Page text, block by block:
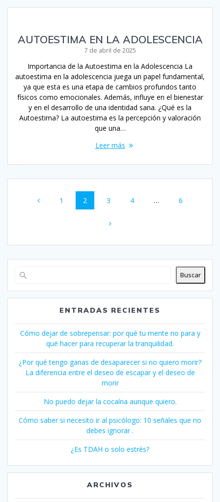
AUTOESTIMA EN LA ADOLESCENCIA
7 de abril de 2025
Importancia de la Autoestima en la Adolescencia La
autoestima en la adolescencia juega un papel fundamental,
ya que esta es una etapa de cambios profundos tanto
físicos como emocionales. Además, influye en el bienestar
y en el desarrollo de una identidad sana. ¿Qué es la
Autoestima? La autoestima es la percepción y valoración
que una…
Leer más
Navegación
Página
1 Página
2 Página
3 Página
4 … Página
6
Buscar
ENTRADAS RECIENTES
Cómo dejar de sobrepensar: por qué tu mente no para y
qué hacer para recuperar la tranquilidad.
¿Por qué tengo ganas de desaparecer si no quiero morir?
La diferencia entre el deseo de escapar y el deseo de
morir
No puedo dejar la cocaína aunque quiero.
Cómo saber si necesito ir al psicólogo: 10 señales que no
debes ignorar .
¿Es TDAH o solo estrés?
ARCHIVOS